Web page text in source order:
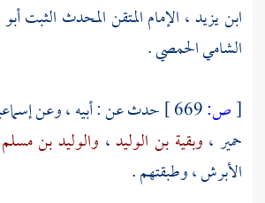
ابن يزيد ، الإمام المتقن المحدث الثبت
الشامي الحمصي .
[ص: حدث عن : أبيه ، وعن
حمير ، وبقية بن الوليد، والوليد بن مسلم
الأبرش، وطبقتهم .